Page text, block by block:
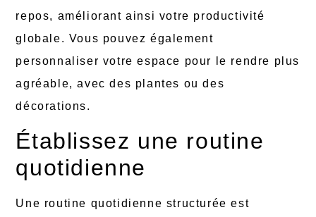
repos, améliorant ainsi votre productivité
globale. Vous pouvez également
personnaliser votre espace pour le rendre plus
agréable, avec des plantes ou des
décorations.
Établissez une routine
quotidienne
Une routine quotidienne structurée est